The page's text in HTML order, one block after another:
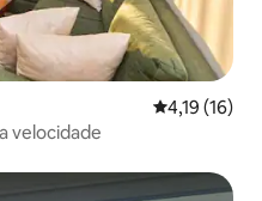
4,19 de uma
4,19 (16)
velocidade